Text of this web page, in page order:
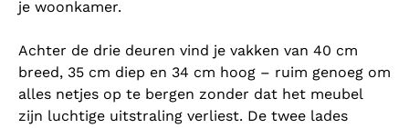
je woonkamer.
Achter de drie deuren vind je vakken van 40 cm
breed, 35 cm diep en 34 cm hoog – ruim genoeg om
alles netjes op te bergen zonder dat het meubel
zijn luchtige uitstraling verliest. De twee lades